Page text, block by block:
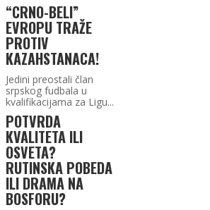
“CRNO-BELI”
EVROPU TRAŽE
PROTIV
KAZAHSTANACA!
Jedini preostali član
srpskog fudbala u
kvalifikacijama za Ligu...
POTVRDA
KVALITETA ILI
OSVETA?
RUTINSKA POBEDA
ILI DRAMA NA
BOSFORU?